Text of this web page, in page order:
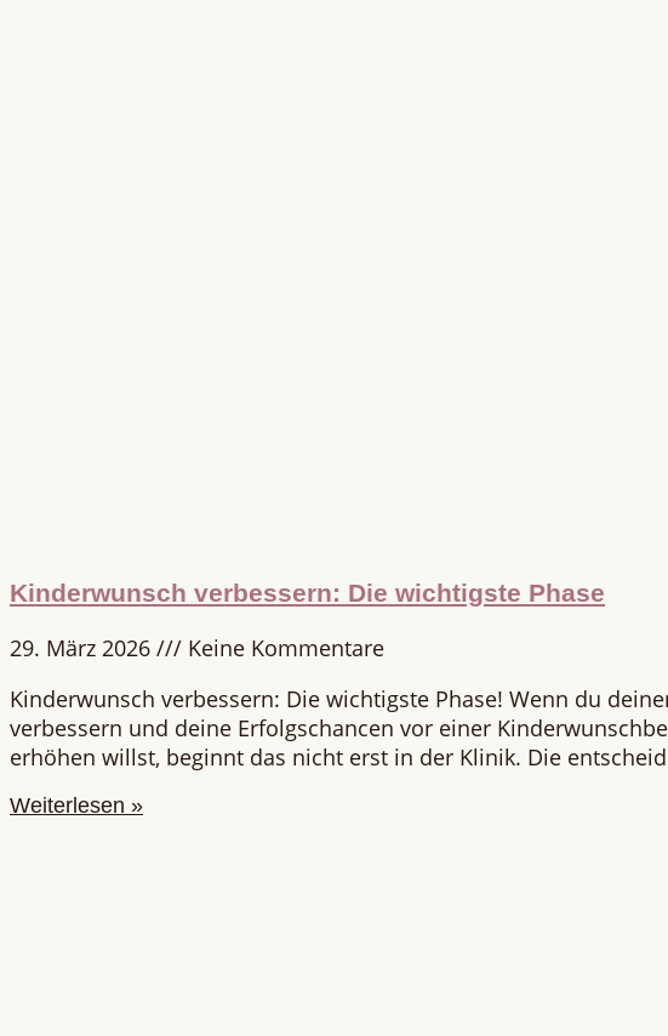
Kinderwunsch verbessern: Die wichtigste Phase
29. März 2026
Keine Kommentare
Kinderwunsch verbessern: Die wichtigste Phase! Wenn du
verbessern und deine Erfolgschancen vor einer
erhöhen willst, beginnt das nicht erst in der Klinik. Die
Weiterlesen »